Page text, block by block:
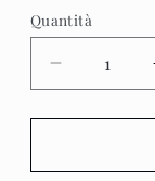
Quantità
Diminuisci
quantità
per
-